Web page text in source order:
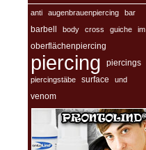
anti augenbrauenpiercing
bar
barbell
body cross guiche im
oberflächenpiercing
piercing piercings
piercingstäbe surface
und
venom